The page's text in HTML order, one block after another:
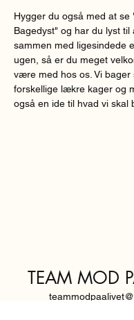
Hygger du også med at se
Bagedyst" og har du lyst til
sammen med ligesindede
ugen, så er du meget
være med hos os. Vi bager
forskellige lækre kager og
også en ide til hvad vi skal
TEAM MOD